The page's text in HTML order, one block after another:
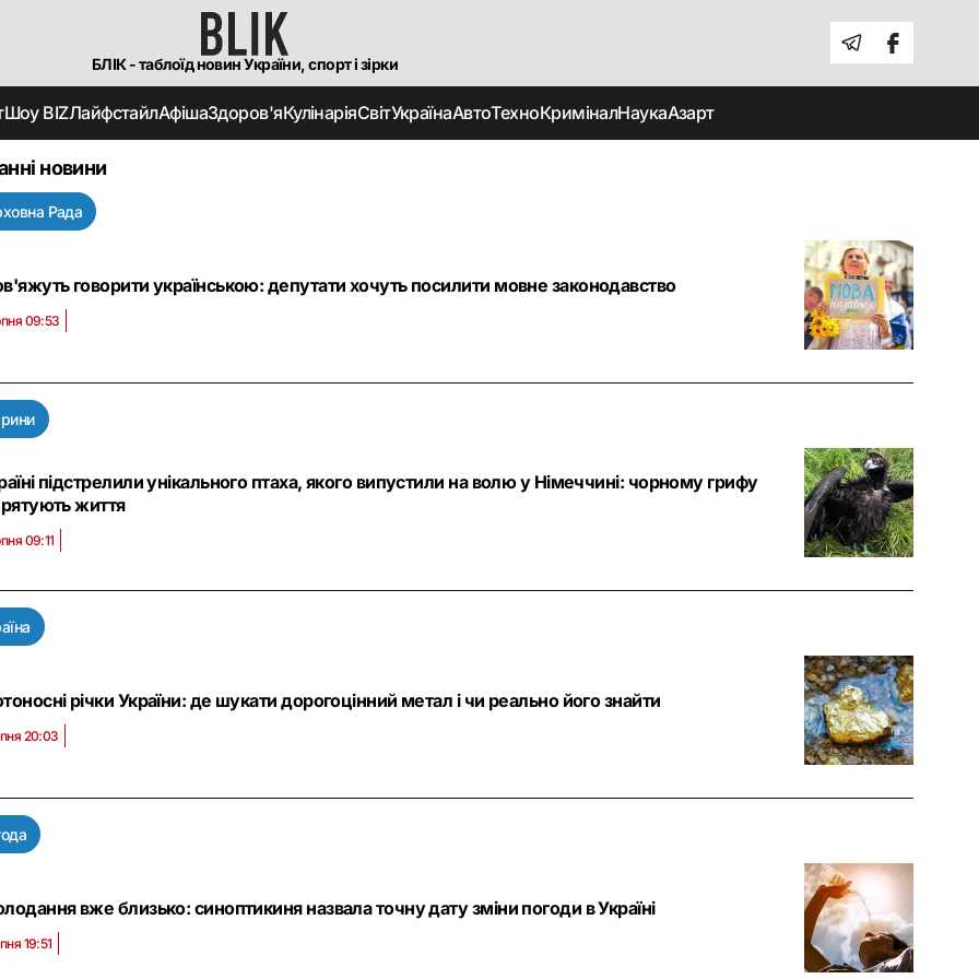
БЛІК - таблоїд новин України, спорт і зірки
Шоу BIZЛайфстайлАфішаЗдоров'яКулінаріяСвітУкраїнаАвтоТехноКриміналНаукаАзарт
новини
Рада
говорити українською: депутати хочуть посилити мовне законодавство
09:53
підстрелили унікального птаха, якого випустили на волю у Німеччині: чорному грифу
рятують життя
09:11
річки України: де шукати дорогоцінний метал і чи реально його знайти
20:03
вже близько: синоптикиня назвала точну дату зміни погоди в Україні
19:51